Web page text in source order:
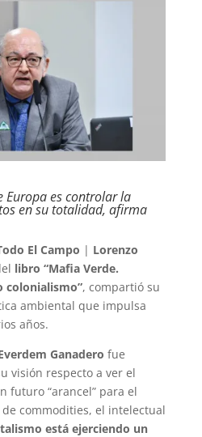
Europa es controlar la
en su totalidad, afirma
El Campo | Lorenzo
libro “Mafia Verde.
colonialismo”, compartió su
ambiental que impulsa
años.
Ganadero fue
visión respecto a ver el
futuro “arancel” para el
commodities, el intelectual
está ejerciendo un